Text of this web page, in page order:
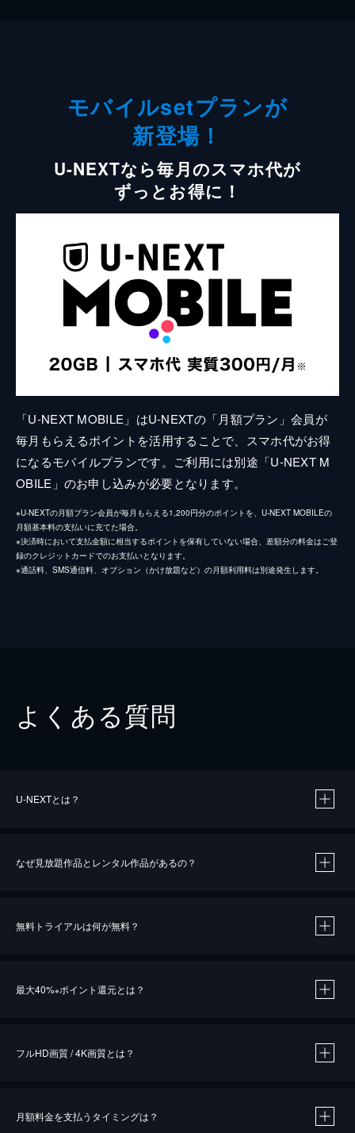
モバイルsetプランが
新登場！
U-NEXTなら毎月のスマホ代が
ずっとお得に！
「U-NEXT MOBILE」はU-NEXTの「月額プラン」会員が
毎月もらえるポイントを活用することで、スマホ代がお得
になるモバイルプランです。ご利用には別途「U-NEXT M
OBILE」のお申し込みが必要となります。
※U-NEXTの月額プラン会員が毎月もらえる1,200円分のポイントを、U-NEXT MOBILEの
月額基本料の支払いに充てた場合。
※決済時において支払金額に相当するポイントを保有していない場合、差額分の料金はご登
録のクレジットカードでのお支払いとなります。
※通話料、SMS通信料、オプション（かけ放題など）の月額利用料は別途発生します。
よくある質問
U-NEXTとは？
なぜ見放題作品とレンタル作品があるの？
無料トライアルは何が無料？
最大40%※ポイント還元とは？
※40％ポイント還元の対象は、クレジットカード決済による作品の購入 / レンタルです。
フルHD画質 / 4K画質とは？
月額料金を支払うタイミングは？